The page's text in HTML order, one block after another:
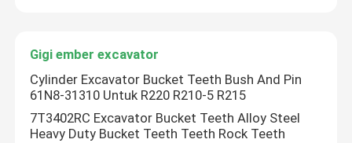
Gigi ember excavator
Katup Kontrol Distribusi
Gigi ember excavator
Cylinder Excavator Bucket Teeth Bush And Pin
61N8-31310 Untuk R220 R210-5 R215
7T3402RC Excavator Bucket Teeth Alloy Steel
Heavy Duty Bucket Teeth Teeth Rock Teeth